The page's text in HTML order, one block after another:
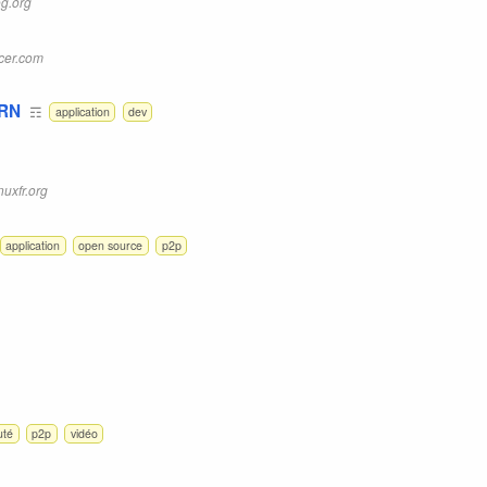
☶ application dev
application open source p2p
p2p vidéo